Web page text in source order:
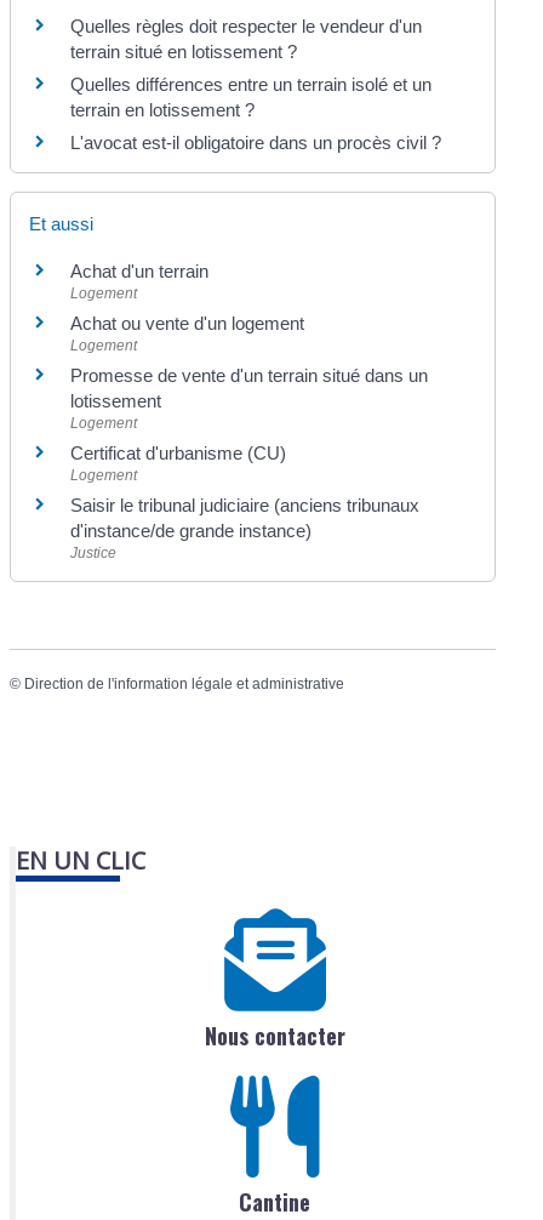
Quelles règles doit respecter le vendeur d'un
terrain situé en lotissement ?
Quelles différences entre un terrain isolé et un
terrain en lotissement ?
L'avocat est-il obligatoire dans un procès civil ?
Et aussi
Achat d'un terrain
Logement
Achat ou vente d'un logement
Logement
Promesse de vente d'un terrain situé dans un
lotissement
Logement
Certificat d'urbanisme (CU)
Logement
Saisir le tribunal judiciaire (anciens tribunaux
d'instance/de grande instance)
Justice
© Direction de l'information légale et administrative
EN UN CLIC
Nous contacter
Cantine